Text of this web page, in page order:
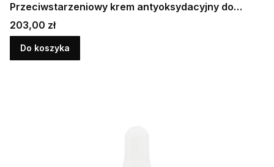
Przeciwstarzeniowy krem antyoksydacyjny do
twarzy SPF30 60ml
Cena
203,00 zł
Do koszyka